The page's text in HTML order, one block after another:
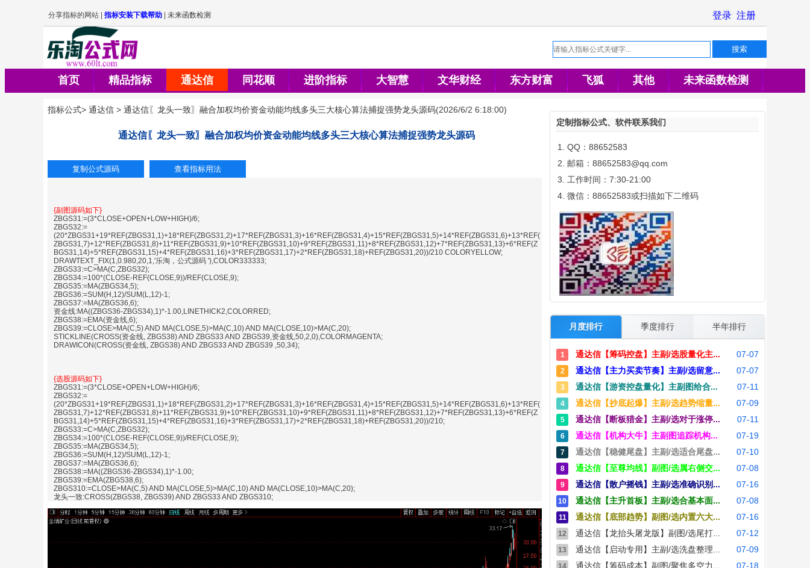
首页 精品指标 通达信 同花顺 进阶指标 大智慧 文华财经 东方财富 飞狐 其他 未来函数检测
指标公式> 通达信 > 通达信〖龙头一致〗融合加权均价资金动能均线多头三大核心算法捕捉强势龙头源码(2026/6/2 6:18:00)
通达信〖龙头一致〗融合加权均价资金动能均线多头三大核心算法捕捉强势龙头源码
{副图源码如下}
ZBGS31:=(3*CLOSE+OPEN+LOW+HIGH)/6;
ZBGS32:=
(20*ZBGS31+19*REF(ZBGS31,1)+18*REF(ZBGS31,2)+17*REF(ZBGS31,3)+16*REF(ZBGS31,4)+15*REF(ZBGS31,5)+14*REF(ZBGS31,6)+13*REF(
ZBGS31,7)+12*REF(ZBGS31,8)+11*REF(ZBGS31,9)+10*REF(ZBGS31,10)+9*REF(ZBGS31,11)+8*REF(ZBGS31,12)+7*REF(ZBGS31,13)+6*REF(Z
BGS31,14)+5*REF(ZBGS31,15)+4*REF(ZBGS31,16)+3*REF(ZBGS31,17)+2*REF(ZBGS31,18)+REF(ZBGS31,20))/210 COLORYELLOW;
DRAWTEXT_FIX(1,0.980,20,1,'乐淘，公式源码 '),COLOR333333;
ZBGS33:=C>MA(C,ZBGS32);
ZBGS34:=100*(CLOSE-REF(CLOSE,9))/REF(CLOSE,9);
ZBGS35:=MA(ZBGS34,5);
ZBGS36:=SUM(H,12)/SUM(L,12)-1;
ZBGS37:=MA(ZBGS36,6);
资金线:MA((ZBGS36-ZBGS34),1)*-1.00,LINETHICK2,COLORRED;
ZBGS38:=EMA(资金线,6);
ZBGS39:=CLOSE>MA(C,5) AND MA(CLOSE,5)>MA(C,10) AND MA(CLOSE,10)>MA(C,20);
STICKLINE(CROSS(资金线, ZBGS38) AND ZBGS33 AND ZBGS39,资金线,50,2,0),COLORMAGENTA;
DRAWICON(CROSS(资金线, ZBGS38) AND ZBGS33 AND ZBGS39 ,50,34);
{选股源码如下}
ZBGS31:=(3*CLOSE+OPEN+LOW+HIGH)/6;
ZBGS32:=
(20*ZBGS31+19*REF(ZBGS31,1)+18*REF(ZBGS31,2)+17*REF(ZBGS31,3)+16*REF(ZBGS31,4)+15*REF(ZBGS31,5)+14*REF(ZBGS31,6)+13*REF(
ZBGS31,7)+12*REF(ZBGS31,8)+11*REF(ZBGS31,9)+10*REF(ZBGS31,10)+9*REF(ZBGS31,11)+8*REF(ZBGS31,12)+7*REF(ZBGS31,13)+6*REF(Z
BGS31,14)+5*REF(ZBGS31,15)+4*REF(ZBGS31,16)+3*REF(ZBGS31,17)+2*REF(ZBGS31,18)+REF(ZBGS31,20))/210;
ZBGS33:=C>MA(C,ZBGS32);
ZBGS34:=100*(CLOSE-REF(CLOSE,9))/REF(CLOSE,9);
ZBGS35:=MA(ZBGS34,5);
ZBGS36:=SUM(H,12)/SUM(L,12)-1;
ZBGS37:=MA(ZBGS36,6);
ZBGS38:=MA((ZBGS36-ZBGS34),1)*-1.00;
ZBGS39:=EMA(ZBGS38,6);
ZBGS310:=CLOSE>MA(C,5) AND MA(CLOSE,5)>MA(C,10) AND MA(CLOSE,10)>MA(C,20);
龙头一致:CROSS(ZBGS38, ZBGS39) AND ZBGS33 AND ZBGS310;
定制指标公式、软件联系我们
QQ：88652583
邮箱：88652583@qq.com
工作时间：7:30-21:00
微信：88652583或扫描如下二维码
月度排行 季度排行 半年排行
1 通达信【筹码控盘】主副/选股量化主... 07-07
2 通达信【主力买卖节奏】主副/选留意... 07-07
3 通达信【游资控盘量化】主副图给合... 07-11
4 通达信【抄底起爆】主副/选趋势缩量... 07-09
5 通达信【断板猎金】主副/选对于涨停... 07-11
6 通达信【机构大牛】主副图追踪机构... 07-19
7 通达信【稳健尾盘】主副/选适合尾盘... 07-10
8 通达信【至尊均线】副图/选属右侧交... 07-08
9 通达信【散户摇钱】主副/选准确识别... 07-16
10 通达信【主升首板】主副/选合基本面... 07-08
11 通达信【底部趋势】副图/选内置六大... 07-16
12 通达信【龙抬头屠龙版】副图/选尾打... 07-12
13 通达信【启动专用】主副/选洗盘整理... 07-09
通达信【筹码成本】副图/聚焦多空力... 07-18